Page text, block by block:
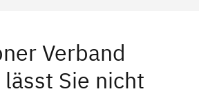
Verband
Sie nicht